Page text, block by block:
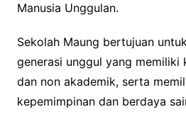
Manusia Unggulan.
Sekolah Maung bertujuan
generasi unggul yang memiliki
dan non akademik, serta
kepemimpinan dan berdaya